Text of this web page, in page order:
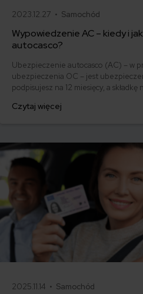
2023.12.27 • Samochód
Wypowiedzenie AC – kiedy i
autocasco?
Ubezpieczenie autocasco (AC) – w
ubezpieczenia OC – jest
podpisujesz na 12 miesięcy, a składkę
ofertę lub zdecydowałeś się
Czytaj więcej
2025.11.14 • Samochód